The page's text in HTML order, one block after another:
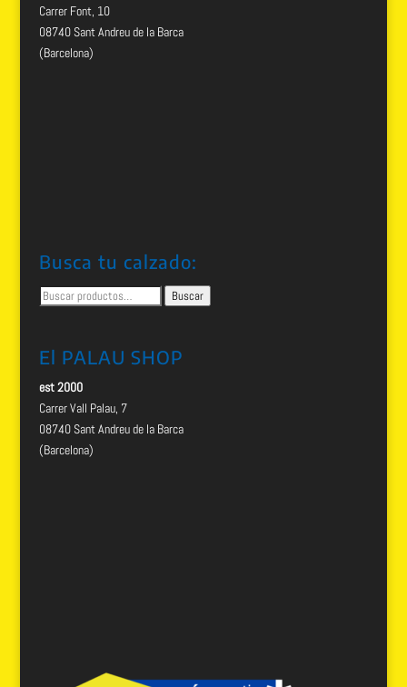
Carrer Font, 10
08740 Sant Andreu de la Barca
(Barcelona)
Busca tu calzado:
Buscar
por:
Buscar
El PALAU SHOP
est 2000
Carrer Vall Palau, 7
08740 Sant Andreu de la Barca
(Barcelona)